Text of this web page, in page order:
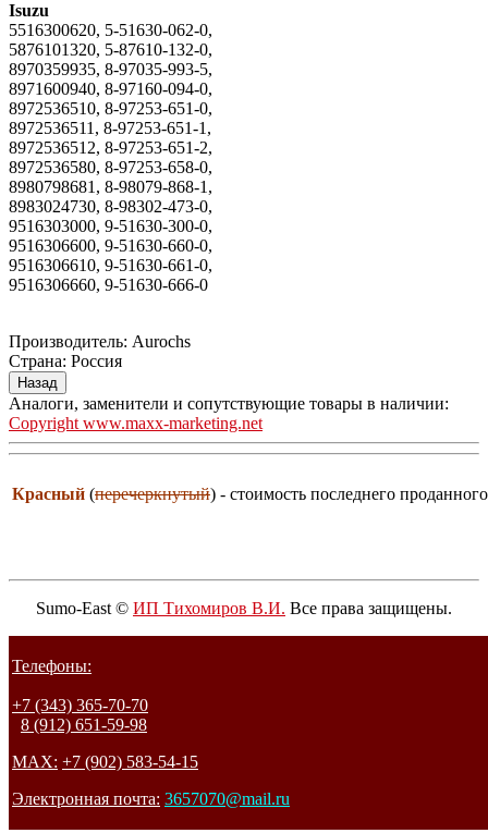
Isuzu
5516300620, 5-51630-062-0,
5876101320, 5-87610-132-0,
8970359935, 8-97035-993-5,
8971600940, 8-97160-094-0,
8972536510, 8-97253-651-0,
8972536511, 8-97253-651-1,
8972536512, 8-97253-651-2,
8972536580, 8-97253-658-0,
8980798681, 8-98079-868-1,
8983024730, 8-98302-473-0,
9516303000, 9-51630-300-0,
9516306600, 9-51630-660-0,
9516306610, 9-51630-661-0,
9516306660, 9-51630-666-0
Производитель: Aurochs
Страна: Россия
Аналоги, заменители и сопутствующие товары в наличии:
Copyright www.maxx-marketing.net
Красный (перечеркнутый) - стоимость последнего
Sumo-East © ИП Тихомиров В.И. Все права защищены.
Телефоны:
+7 (343) 365-70-70
8 (912) 651-59-98
MAX: +7 (902) 583-54-15
Электронная почта: 3657070@mail.ru